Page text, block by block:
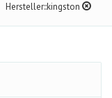
Hersteller::kingston